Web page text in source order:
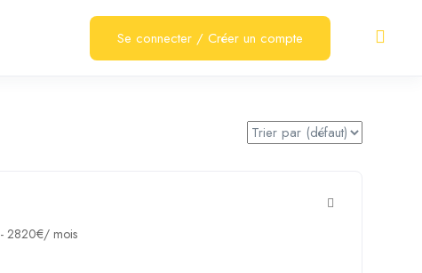
Se connecter / Créer un compte
-2820€/ mois